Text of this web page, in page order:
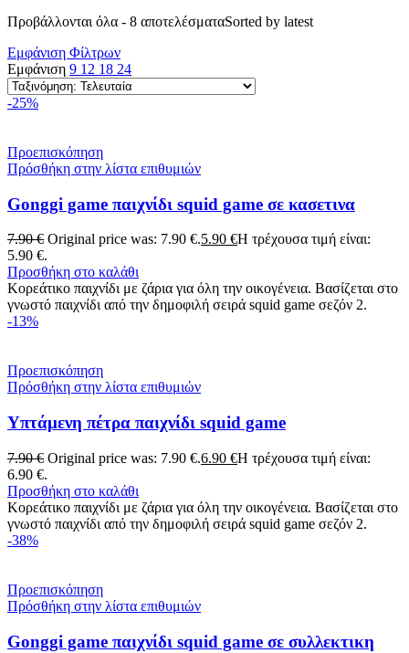
Προβάλλονται όλα - 8 αποτελέσματαSorted by latest
Εμφάνιση Φίλτρων
Εμφάνιση 9 12 18 24
-25%
Προεπισκόπηση
Πρόσθήκη στην λίστα επιθυμιών
Gonggi game παιχνίδι squid game σε κασετινα
7.90€ Original price was: 7.90 €.5.90 €Η τρέχουσα τιμή είναι:
5.90 €.
Προσθήκη στο καλάθι
Κορεάτικο παιχνίδι με ζάρια για όλη την οικογένεια. Βασίζεται στο
γνωστό παιχνίδι από την δημοφιλή σειρά squid game σεζόν 2.
-13%
Προεπισκόπηση
Πρόσθήκη στην λίστα επιθυμιών
Υπτάμενη πέτρα παιχνίδι squid game
7.90€ Original price was: 7.90 €.6.90 €Η τρέχουσα τιμή είναι:
6.90 €.
Προσθήκη στο καλάθι
Κορεάτικο παιχνίδι με ζάρια για όλη την οικογένεια. Βασίζεται στο
γνωστό παιχνίδι από την δημοφιλή σειρά squid game σεζόν 2.
-38%
Προεπισκόπηση
Πρόσθήκη στην λίστα επιθυμιών
Gonggi game παιχνίδι squid game σε συλλεκτικη